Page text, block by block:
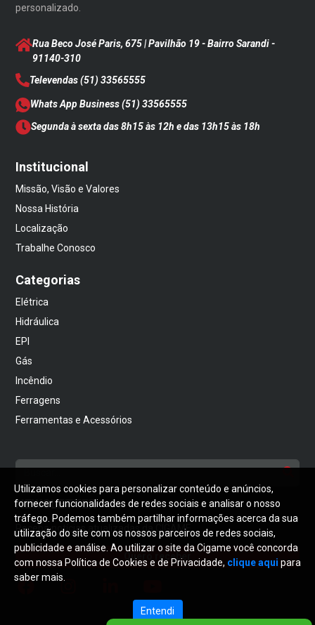
personalizado.
Rua Beco José Paris, 675 | Pavilhão 19 - Bairro Sarandi-
91140-310
Televendas(51) 33565555
Whats App Business(51) 33565555
Segunda à sexta das 8h15 às 12h e das 13h15 às 18h
Institucional
Missão, Visão e Valores
Nossa História
Localização
Trabalhe Conosco
Categorias
Elétrica
Hidráulica
EPI
Gás
Incêndio
Ferragens
Ferramentas e Acessórios
NEWSLETTER
Receba notícias atualizadas da CIGAME
Quero receber
Utilizamos cookies para personalizar conteúdo e anúncios,
fornecer funcionalidades de redes sociais e analisar o nosso
tráfego. Podemos também partilhar informações acerca da sua
utilização do site com os nossos parceiros de redes sociais,
publicidade e análise. Ao utilizar o site da Cigame você concorda
com nossa Política de Cookies e de Privacidade, clique aqui para
saber mais.
Entendi